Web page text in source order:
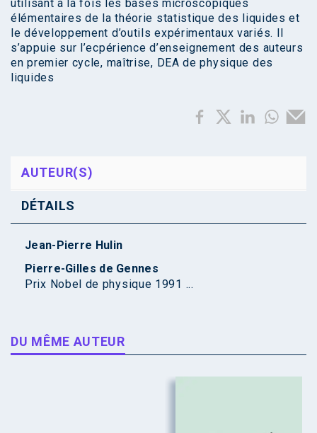
utilisant à la fois les bases microscopiques
élémentaires de la théorie statistique des liquides et
le développement d’outils expérimentaux variés. Il
s’appuie sur l’ecpérience d’enseignement des auteurs
en premier cycle, maîtrise, DEA de physique des
liquides
AUTEUR(S)
DÉTAILS
Jean-Pierre Hulin
Pierre-Gilles de Gennes
Prix Nobel de physique 1991 ...
DU MÊME AUTEUR